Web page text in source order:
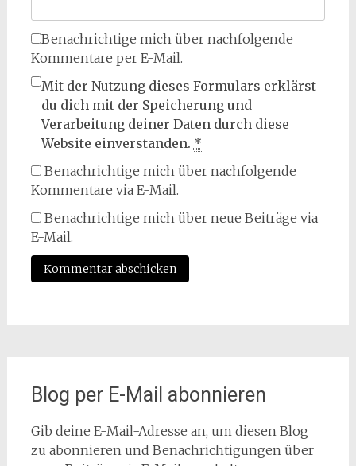
Benachrichtige mich über nachfolgende
Kommentare per E-Mail.
Mit der Nutzung dieses Formulars erklärst
du dich mit der Speicherung und
Verarbeitung deiner Daten durch diese
Website einverstanden. *
Benachrichtige mich über nachfolgende
Kommentare via E-Mail.
Benachrichtige mich über neue Beiträge via
E-Mail.
Blog per E-Mail abonnieren
Gib deine E-Mail-Adresse an, um diesen Blog
zu abonnieren und Benachrichtigungen über